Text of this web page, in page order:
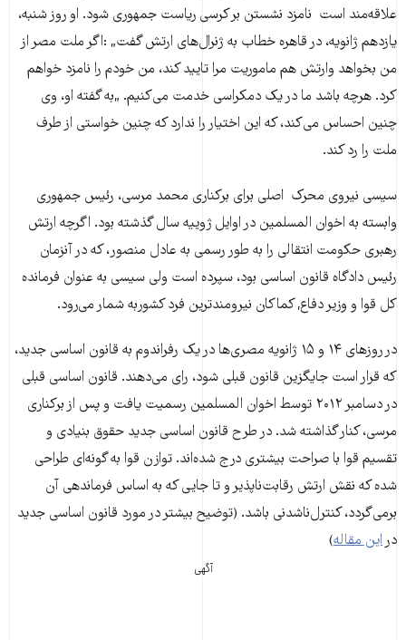
علاقه‌مند است نامزد نشستن بر کرسی ریاست جمهوری شود. او روز شنبه،
یازدهم ژانویه، در قاهره خطاب به ژنرال‌های ارتش گفت„ :اگر ملت مصر از
من بخواهد وارتش هم ماموریت مرا تایید کند، من خودم را نامزد خواهم
کرد. هرچه باشد ما در یک دمکراسی خدمت می‌کنیم. „به گفته او، وی
چنین احساس می‌کند، که این اختیار را ندارد که چنین خواستی از طرف
ملت را رد کند.
سیسی نیروی محرک اصلی‌ برای برکناری محمد مرسی، رئیس جمهوری
وابسته به اخوان المسلمین در اوایل ژوییه سال گذشته بود. اگرچه ارتش
رهبری حکومت انتقالی را به طور رسمی‌ به عادل منصور، که در آنزمان
رئیس دادگاه قانون اساسی‌ بود، سپرده است ولی سیسی به عنوان فرمانده
کل قوا و وزیر دفاع, کماکان نیرومند‌ترین فرد کشوربه شمار می‌رود.
در روزهای ۱۴ و ۱۵ ژانویه مصری‌ها در یک رفراندوم به قانون اساسی‌ جدید،
که قرار است جایگزین قانون قبلی‌ شود، رای می‌دهند. قانون اساسی‌ قبلی‌
در دسامبر ۲۰۱۲ توسط اخوان المسلمین رسمیت یافت و پس از برکناری
مرسی، کنار گذاشته شد. در طرح قانون اساسی جدید حقوق بنیادی و
تقسیم قوا با صراحت بیشتری درج شده‌اند. توازن قوا به گونه‌ای طراحی
شده که نقش ارتش رقابت‌ناپذیر و تا جایی که به اساس فرماندهی آن
برمی‌گردد، کنترل‌ناشدنی باشد. (توضیح بیشتر در مورد قانون اساسی جدید
دراین مقاله)
آگهی